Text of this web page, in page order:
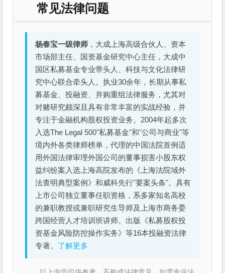
常见法律问题
杨春宝一级律师 ，大成上海高级合伙人、资本
市场部主任、国资基金研究中心主任，大成中
国区私募基金专业带头人、科技与文化法律研
究中心联合牵头人。执业30余年，长期从事私
募基金、投融资、并购重组法律服务，尤其对
对赌研究颇深且具有非常丰富的实战经验，并
专注于金融机构股权投资业务。2004年起多次
入选The Legal 500"私募基金"和"公司与商业"等
境内外各类律师榜单，代理的中国法院首例适
用外国法律审理外国公司的董事损害小股东权
益纠纷案入选上海高院发布的《上海法院域外
法查明典型案例》和威科先行"要案头条"。具有
上市公司独立董事任职资格，系多家知名高校
的兼职教授或兼职研究生导师及上海市商务委
跨国经营人才培训班讲师。出版《私募股权投
资基金风险防控操作实务》等16本投融资法律
专著。 了解更多